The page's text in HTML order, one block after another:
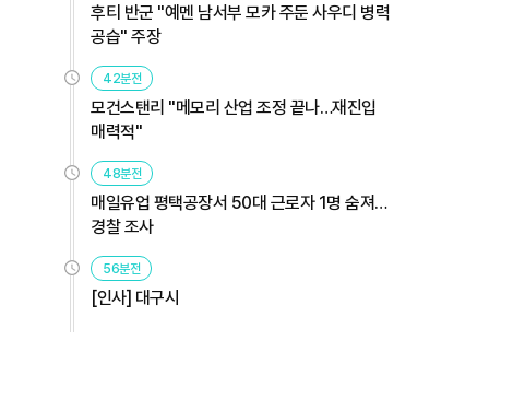
후티 반군 "예멘 남서부 모카 주둔 사우디 병력
공습" 주장
42분전
모건스탠리 "메모리 산업 조정 끝나…재진입
매력적"
48분전
매일유업 평택공장서 50대 근로자 1명 숨져…
경찰 조사
56분전
[인사] 대구시